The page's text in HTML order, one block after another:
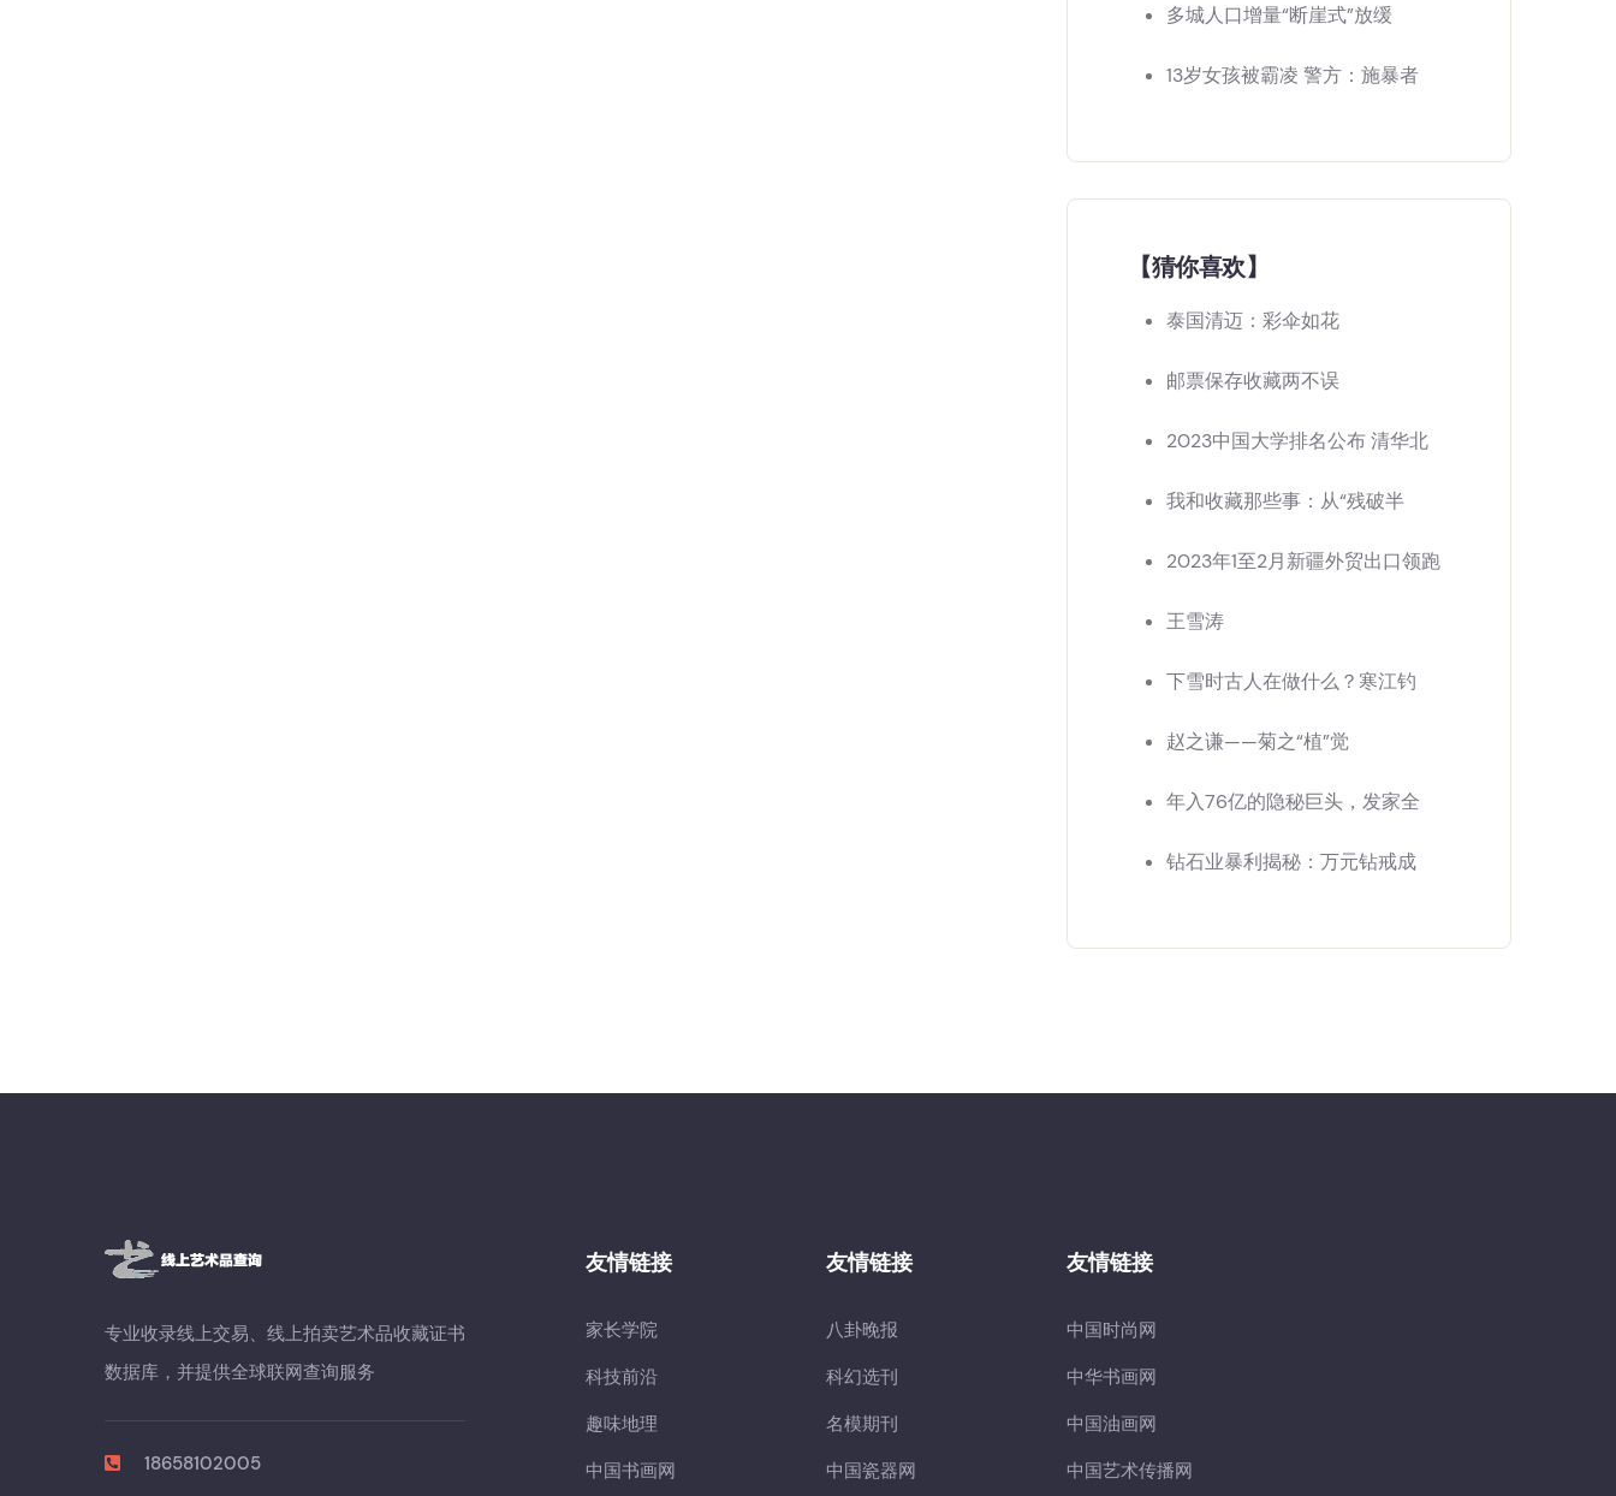
多城人口增量“断崖式”放缓
13岁女孩被霸凌 警方：施暴者
【猜你喜欢】
泰国清迈：彩伞如花
邮票保存收藏两不误
2023中国大学排名公布 清华北
我和收藏那些事：从“残破半
2023年1至2月新疆外贸出口领跑
王雪涛
下雪时古人在做什么？寒江钓
赵之谦——菊之“植”觉
年入76亿的隐秘巨头，发家全
钻石业暴利揭秘：万元钻戒成
专业收录线上交易、线上拍卖艺术品收藏证书
数据库，并提供全球联网查询服务
18658102005
友情链接
家长学院
科技前沿
趣味地理
中国书画网
友情链接
八卦晚报
科幻选刊
名模期刊
中国瓷器网
友情链接
中国时尚网
中华书画网
中国油画网
中国艺术传播网